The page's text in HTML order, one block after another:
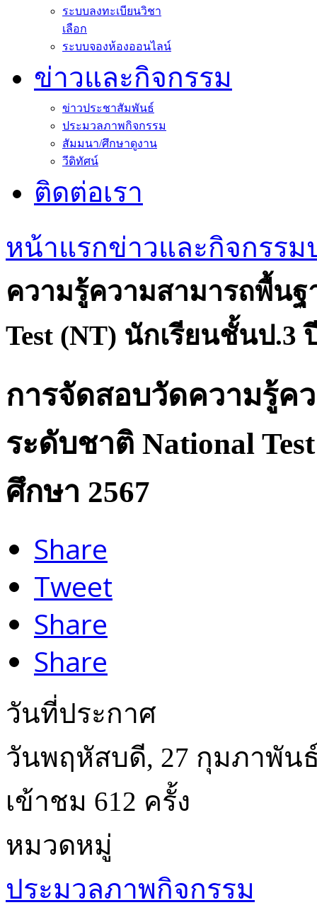
ระบบลงทะเบียนวิชา
เลือก
ระบบจองห้องออนไลน์
ข่าวและกิจกรรม
ข่าวประชาสัมพันธ์
ประมวลภาพกิจกรรม
สัมมนา/ศึกษาดูงาน
วีดิทัศน์
ติดต่อเรา
หน้าแรกข่าวและกิจกรรม
ความรู้ความสามารถพื้นฐ
Test (NT) นักเรียนชั้นป.3
การจัดสอบวัดความรู้ค
ระดับชาติ National
ศึกษา 2567
Share
Tweet
Share
Share
วันที่ประกาศ
วันพฤหัสบดี, 27 กุมภาพัน
เข้าชม 612 ครั้ง
หมวดหมู่
ประมวลภาพกิจกรรม